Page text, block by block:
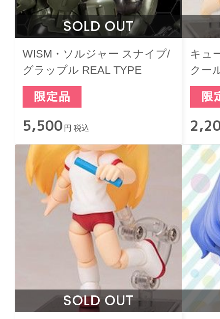
SOLD OUT
WISM・ソルジャー スナイプ/
グラップル REAL TYPE
5,500 円 税込
キュ
クー
SOLD OUT